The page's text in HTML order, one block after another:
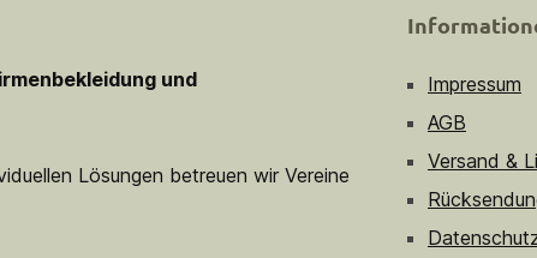
und
Lösungen betreuen wir Vereine
Impressum
AGB
Versand &